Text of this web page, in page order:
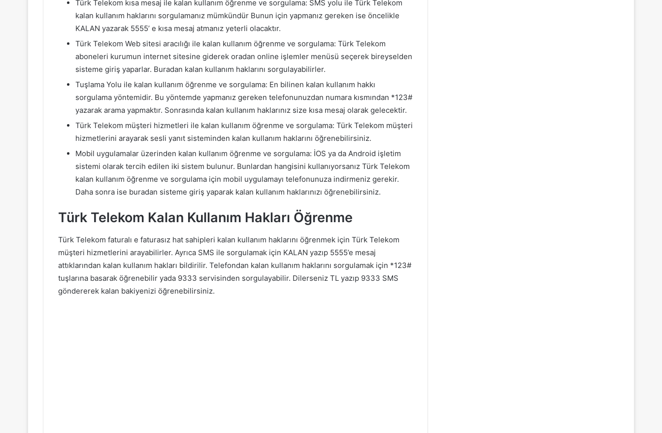
Türk Telekom kısa mesaj ile kalan kullanım öğrenme ve sorgulama: SMS yolu ile Türk Telekom
kalan kullanım haklarını sorgulamanız mümkündür Bunun için yapmanız gereken ise öncelikle
KALAN yazarak 5555’ e kısa mesaj atmanız yeterli olacaktır.
Türk Telekom Web sitesi aracılığı ile kalan kullanım öğrenme ve sorgulama: Türk Telekom
aboneleri kurumun internet sitesine giderek oradan online işlemler menüsü seçerek bireyselden
sisteme giriş yaparlar. Buradan kalan kullanım haklarını sorgulayabilirler.
Tuşlama Yolu ile kalan kullanım öğrenme ve sorgulama: En bilinen kalan kullanım hakkı
sorgulama yöntemidir. Bu yöntemde yapmanız gereken telefonunuzdan numara kısmından *123#
yazarak arama yapmaktır. Sonrasında kalan kullanım haklarınız size kısa mesaj olarak gelecektir.
Türk Telekom müşteri hizmetleri ile kalan kullanım öğrenme ve sorgulama: Türk Telekom müşteri
hizmetlerini arayarak sesli yanıt sisteminden kalan kullanım haklarını öğrenebilirsiniz.
Mobil uygulamalar üzerinden kalan kullanım öğrenme ve sorgulama: İOS ya da Android işletim
sistemi olarak tercih edilen iki sistem bulunur. Bunlardan hangisini kullanıyorsanız Türk Telekom
kalan kullanım öğrenme ve sorgulama için mobil uygulamayı telefonunuza indirmeniz gerekir.
Daha sonra ise buradan sisteme giriş yaparak kalan kullanım haklarınızı öğrenebilirsiniz.
Türk Telekom Kalan Kullanım Hakları Öğrenme
Türk Telekom faturalı e faturasız hat sahipleri kalan kullanım haklarını öğrenmek için Türk Telekom
müşteri hizmetlerini arayabilirler. Ayrıca SMS ile sorgulamak için KALAN yazıp 5555’e mesaj
attıklarından kalan kullanım hakları bildirilir. Telefondan kalan kullanım haklarını sorgulamak için *123#
tuşlarına basarak öğrenebilir yada 9333 servisinden sorgulayabilir. Dilerseniz TL yazıp 9333 SMS
göndererek kalan bakiyenizi öğrenebilirsiniz.